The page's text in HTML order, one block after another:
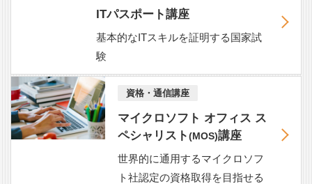
ITパスポート講座
基本的なITスキルを証明する国家試
験
資格・通信講座
マイクロソフト オフィス ス
ペシャリスト (MOS)講座
世界的に通用するマイクロソフ
ト社認定の資格取得を目指せる